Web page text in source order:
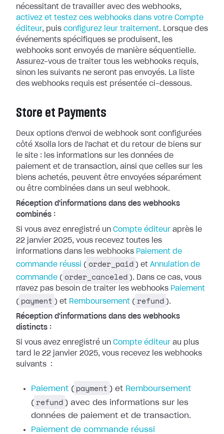
nécessitant de travailler avec des webhooks,
activez et testez ces webhooks dans votre Compte
éditeur, puis configurez leur traitement. Lorsque des
événements spécifiques se produisent, les
webhooks sont envoyés de manière séquentielle.
Assurez-vous de traiter tous les webhooks requis,
sinon les suivants ne seront pas envoyés. La liste
des webhooks requis est présentée ci-dessous.
Store et Payments
Deux options d'envoi de webhook sont configurées
côté Xsolla lors de l'achat et du retour de biens sur
le site : les informations sur les données de
paiement et de transaction, ainsi que celles sur les
biens achetés, peuvent être envoyées séparément
ou être combinées dans un seul webhook.
Réception d'informations dans des webhooks
combinés :
Si vous avez enregistré un Compte éditeur après le
22 janvier 2025, vous recevez toutes les
informations dans les webhooks Paiement de
commande réussi
( order_paid ) et Annulation de
commande ( order_canceled ). Dans ce cas, vous
n'avez pas besoin de traiter les webhooks Paiement
( payment ) et Remboursement ( refund ).
Réception d'informations dans des webhooks
distincts :
Si vous avez enregistré un Compte éditeur au plus
tard le 22 janvier 2025, vous recevez les webhooks
suivants
:
Paiement ( payment ) et Remboursement
( refund ) avec des informations sur les
données de paiement et de transaction.
Paiement de commande réussi